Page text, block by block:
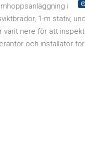
i
1-m stativ,
varit nere för att
och installatör för